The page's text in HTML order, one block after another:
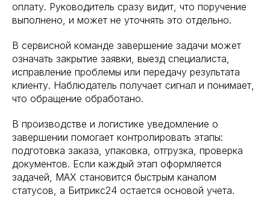
оплату. Руководитель сразу видит, что поручение
выполнено, и может не уточнять это отдельно.
В сервисной команде завершение задачи может
означать закрытие заявки, выезд специалиста,
исправление проблемы или передачу результата
клиенту. Наблюдатель получает сигнал и понимает,
что обращение обработано.
В производстве и логистике уведомление о
завершении помогает контролировать этапы:
подготовка заказа, упаковка, отгрузка, проверка
документов. Если каждый этап оформляется
задачей, MAX становится быстрым каналом
статусов, а Битрикс24 остается основой учета.